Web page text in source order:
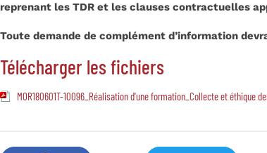
reprenant les TDR et les clauses contractuelles
Toute demande de complément d’information
Télécharger les fichiers
MOR180601T-10096_Réalisation d'une formation_Collecte et éthique